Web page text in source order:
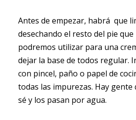
Antes de empezar, habrá que
desechando el resto del pie
podremos utilizar para una
dejar la base de todos regular.
con pincel, paño o papel de
todas las impurezas. Hay gente
sé y los pasan por agua.